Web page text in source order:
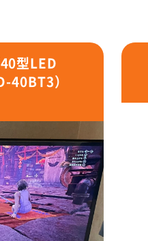
型LED
40BT3）